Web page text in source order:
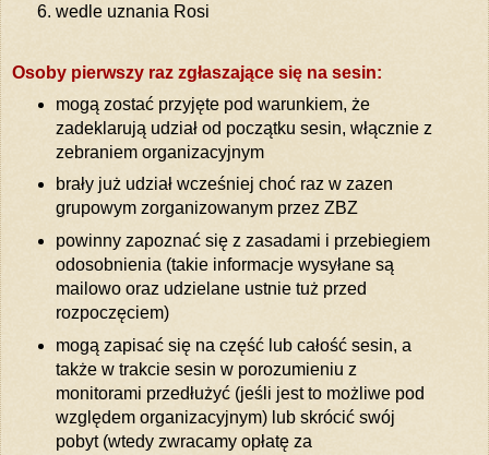
wedle uznania Rosi
Osoby pierwszy raz zgłaszające się na sesin:
mogą zostać przyjęte pod warunkiem, że
zadeklarują udział od początku sesin, włącznie z
zebraniem organizacyjnym
brały już udział wcześniej choć raz w zazen
grupowym zorganizowanym przez ZBZ
powinny zapoznać się z zasadami i przebiegiem
odosobnienia (takie informacje wysyłane są
mailowo oraz udzielane ustnie tuż przed
rozpoczęciem)
mogą zapisać się na część lub całość sesin, a
także w trakcie sesin w porozumieniu z
monitorami przedłużyć (jeśli jest to możliwe pod
względem organizacyjnym) lub skrócić swój
pobyt (wtedy zwracamy opłatę za